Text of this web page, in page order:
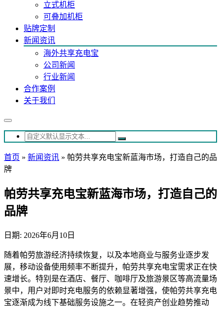
立式机柜
可叠加机柜
贴牌定制
新闻资讯
海外共享充电宝
公司新闻
行业新闻
合作案例
关于我们
首页 » 新闻资讯 » 帕劳共享充电宝新蓝海市场，打造自己的品
牌
帕劳共享充电宝新蓝海市场，打造自己的
品牌
日期: 2026年6月10日
随着帕劳旅游经济持续恢复，以及本地商业与服务业逐步发
展，移动设备使用频率不断提升，帕劳共享充电宝需求正在快
速增长。特别是在酒店、餐厅、咖啡厅及旅游景区等高流量场
景中，用户对即时充电服务的依赖显著增强，使帕劳共享充电
宝逐渐成为线下基础服务设施之一。在轻资产创业趋势推动